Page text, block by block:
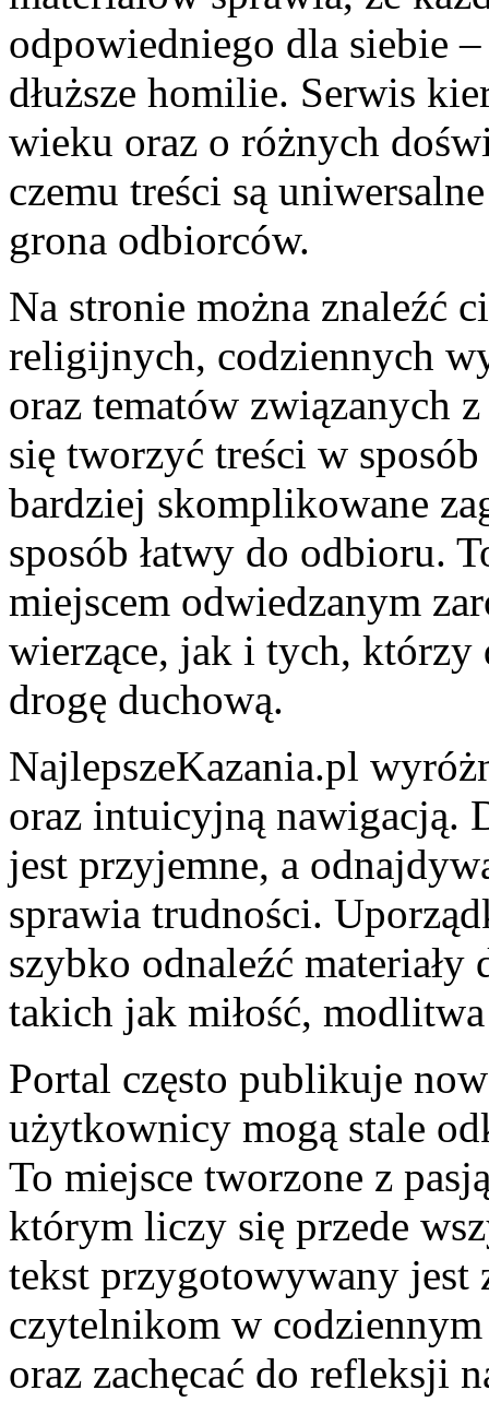
odpowiedniego dla siebie
dłuższe homilie. Serwis
wieku oraz o różnych
czemu treści są
grona odbiorców.
Na stronie można znaleźć
religijnych, codziennych
oraz tematów związanych
się tworzyć treści w
bardziej skomplikowane
sposób łatwy do odbioru.
miejscem odwiedzanym
wierzące, jak i tych, którzy
drogę duchową.
NajlepszeKazania.pl
oraz intuicyjną nawigacją.
jest przyjemne, a
sprawia trudności.
szybko odnaleźć
takich jak miłość,
Portal często publikuje
użytkownicy mogą stale
To miejsce tworzone z
którym liczy się przede
tekst przygotowywany jest
czytelnikom w
oraz zachęcać do refleksji